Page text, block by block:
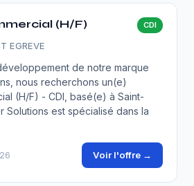
(H/F) CDI
EGREVE
de notre marque
nous recherchons un(e)
(H/F) - CDI, basé(e) à Saint-
Solutions est spécialisé dans la
Voir l'offre →